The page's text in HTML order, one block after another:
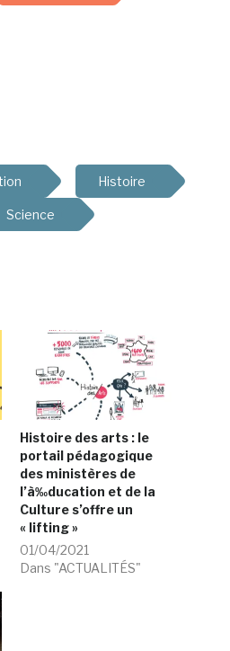
Histoire
Science
Histoire des arts : le
portail pédagogique
des ministères de
l’à‰ducation et de la
Culture s’offre un
« lifting »
01/04/2021
Dans "ACTUALITÉS"